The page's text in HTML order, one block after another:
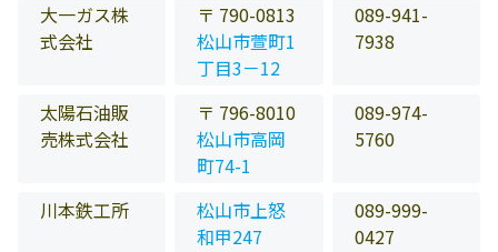
大一ガス株
式会社
〒 790-0813
松山市萱町1
丁目3－12
089-941-
7938
太陽石油販
売株式会社
〒 796-8010
松山市高岡
町74-1
089-974-
5760
川本鉄工所
松山市上怒
和甲247
089-999-
0427